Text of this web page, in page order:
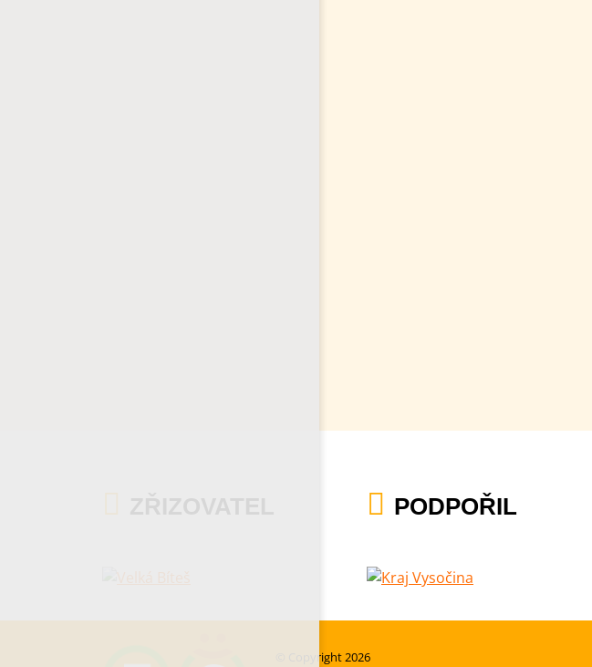
PODPOŘIL
© Copyright 2026